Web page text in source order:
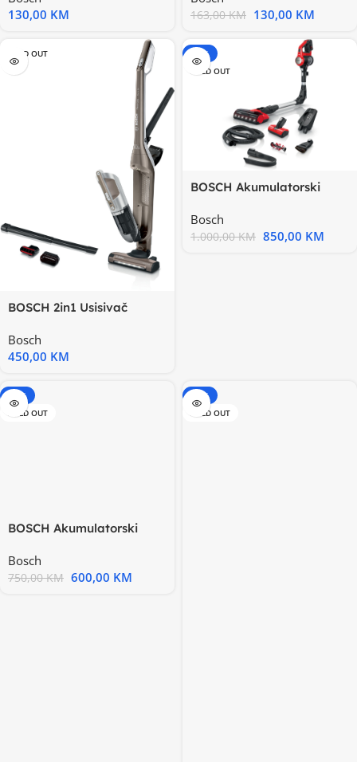
130,00 KM 163,00KM 130,00 KM
SOLD OUT
BOSCH 2in1 Usisivač
Titanium
Bosch
450,00 KM
-15%
SOLD OUT
BOSCH Akumulatorski
UNLIMITED
Bosch
1.000,00KM 850,00 KM
-20%
SOLD OUT
BOSCH Akumulatorski
Bosch
750,00KM 600,00 KM
-20%
SOLD OUT